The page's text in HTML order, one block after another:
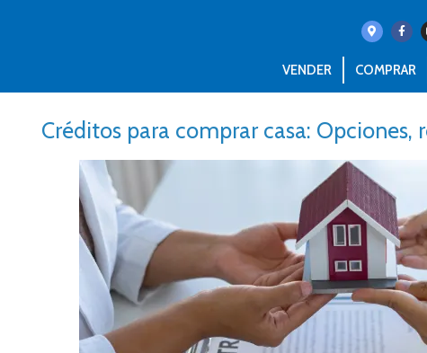
VENDER COMPRAR
Créditos para comprar casa: